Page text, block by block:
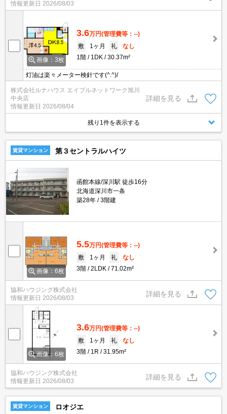
情報更新日 2026/08/03
画像：3枚
3.6万円(管理費等：--)
敷
1ヶ月 礼
なし
1階
1DK 30.37m²
灯油は楽々メーター検針です(^.^)/
株式会社ルナハウス エイブルネットワーク旭川
中央店
情報更新日 2026/08/04
詳細を見る
残り1件を表示する
賃貸マンション 第３セントラルハイツ
函館本線/深川駅 徒歩16分
北海道深川市一条
築28年
3階建
画像：6枚
5.5万円(管理費等：--)
敷
1ヶ月 礼
なし
3階
2LDK 71.02m²
協和ハウジング株式会社
情報更新日 2026/08/03
詳細を見る
画像：6枚
3.6万円(管理費等：--)
敷
1ヶ月 礼
なし
3階
1R 31.95m²
協和ハウジング株式会社
情報更新日 2026/08/03
詳細を見る
賃貸マンション ロオジエ